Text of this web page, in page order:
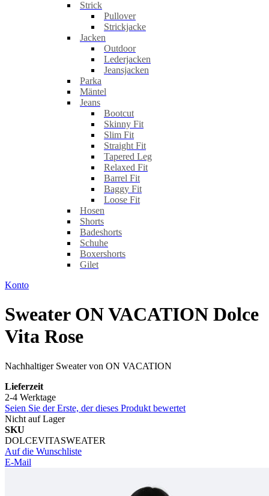
Strick
Pullover
Strickjacke
Jacken
Outdoor
Lederjacken
Jeansjacken
Parka
Mäntel
Jeans
Bootcut
Skinny Fit
Slim Fit
Straight Fit
Tapered Leg
Relaxed Fit
Barrel Fit
Baggy Fit
Loose Fit
Hosen
Shorts
Badeshorts
Schuhe
Boxershorts
Gilet
Konto
Sweater ON VACATION Dolce
Vita Rose
Nachhaltiger Sweater von ON VACATION
Lieferzeit
2-4 Werktage
Seien Sie der Erste, der dieses Produkt bewertet
Nicht auf Lager
SKU
DOLCEVITASWEATER
Auf die Wunschliste
E-Mail